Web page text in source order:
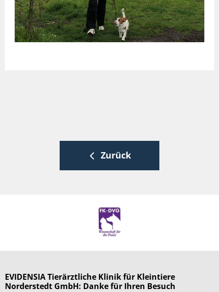
Zurück
EVIDENSIA Tierärztliche Klinik für Kleintiere
Norderstedt GmbH: Danke für Ihren Besuch